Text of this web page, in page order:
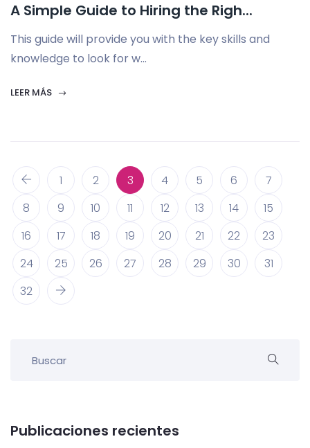
A Simple Guide to Hiring the Righ...
This guide will provide you with the key skills and
knowledge to look for w...
LEER MÁS
1 2 3 4 5 6
7
8
9 10 11 12 13 14
15
16
17 18 19 20 21 22
23
24
25 26 27 28 29 30
31
32
Publicaciones recientes